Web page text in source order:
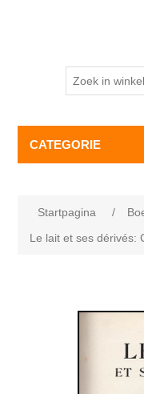
CATEGORIE
Startpagina /
Le lait et ses dérivés: